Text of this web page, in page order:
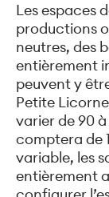
Les espaces
productions
neutres, des
entièrement
peuvent y
Petite
varier de 90
comptera de
variable, les
entièrement